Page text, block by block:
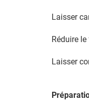
Laisser
Réduire
Laisser